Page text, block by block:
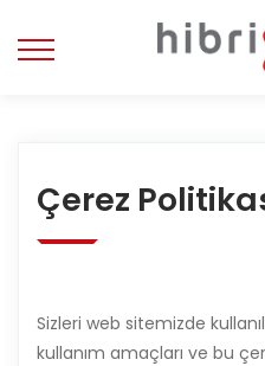
Çerez
Sizleri web sitemizde
kullanım amaçları ve bu